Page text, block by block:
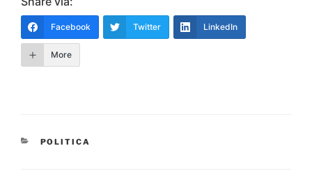
Facebook Twitter LinkedIn
More
CATEGORIE
POLITICA